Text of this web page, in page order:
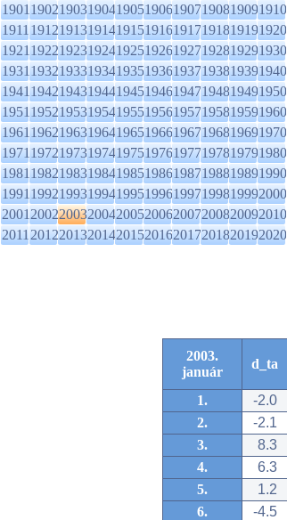
1901190219031904190519061907190819091910
1911191219131914191519161917191819191920
1921192219231924192519261927192819291930
1931193219331934193519361937193819391940
1941194219431944194519461947194819491950
1951195219531954195519561957195819591960
1961196219631964196519661967196819691970
1971197219731974197519761977197819791980
1981198219831984198519861987198819891990
1991199219931994199519961997199819992000
2001200220032004200520062007200820092010
2011201220132014201520162017201820192020
2003.
január
d_ta
1. -2.0
2.
-2.1
3.
8.3
4.
6.3
5.
1.2
6.
-4.5